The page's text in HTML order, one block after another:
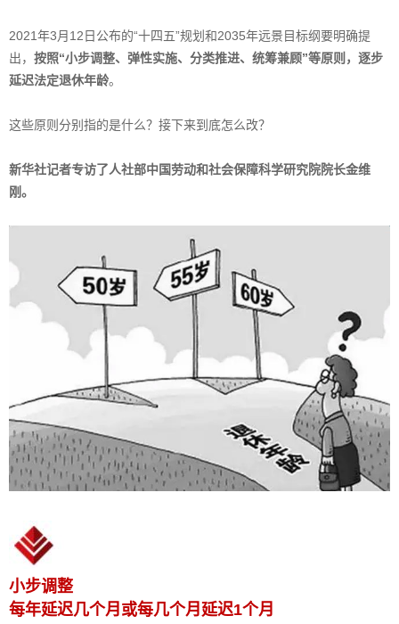
2021年3月12日公布的“十四五”规划和2035年远景目标纲要明确提
出， 按照“小步调整、弹性实施、分类推进、统筹兼顾”等原则，逐步
延迟法定退休年龄。
这些原则分别指的是什么？接下来到底怎么改？
新华社记者专访了人社部中国劳动和社会保障科学研究院院长金维
刚。
小步调整
每年延迟几个月或每几个月延迟1个月